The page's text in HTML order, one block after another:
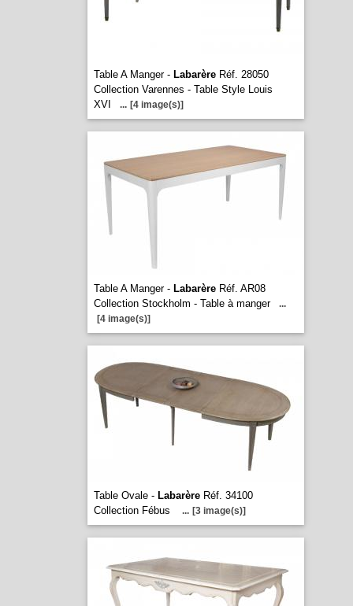
Table A Manger - LabarèreRéf. 28050
Collection Varennes - Table Style Louis
XVI
... [4 image(s)]
Table A Manger - LabarèreRéf. AR08
Collection Stockholm - Table à manger
...
[4 image(s)]
Table Ovale - LabarèreRéf. 34100
Collection Fébus
... [3 image(s)]